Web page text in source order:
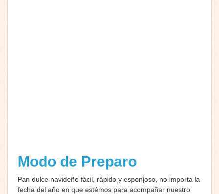
Modo de Preparo
Pan dulce navideño fácil, rápido y esponjoso, no importa la
fecha del año en que estémos para acompañar nuestro